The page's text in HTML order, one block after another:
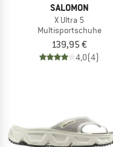
SALOMON
X Ultra 5
Multisportschuhe
139,95 €
4,0(4)